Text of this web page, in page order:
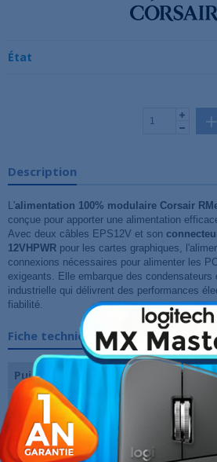
État
Description
L'alimentation 100% modulaire Corsair
conçue pour apporter une alimentation
Avec deux câbles EPS12V et son
12VHPWR pour les cartes graphiques,
connexions nécessaires pour alimenter les
exigeants. Elle embarque des condensateurs
industrielle qui délivrent des performances
fiabilité.
Fiche technique
Puissance
750 Watts
Certification
80 PLUS
Modulaire
Garantie
12 Mois